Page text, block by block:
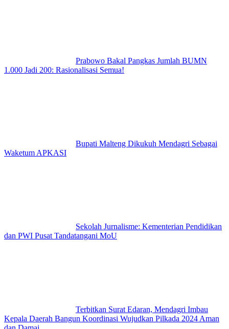
Prabowo Bakal Pangkas Jumlah BUMN
1.000 Jadi 200: Rasionalisasi Semua!
Bupati Malteng Dikukuh Mendagri Sebagai
Waketum APKASI
Sekolah Jurnalisme: Kementerian Pendidikan
dan PWI Pusat Tandatangani MoU
Terbitkan Surat Edaran, Mendagri Imbau
Kepala Daerah Bangun Koordinasi Wujudkan Pilkada 2024 Aman